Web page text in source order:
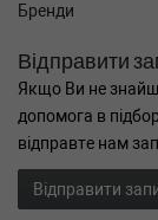
Бренди
Відправити
Якщо Ви не
допомога в
відправте нам
Відправити